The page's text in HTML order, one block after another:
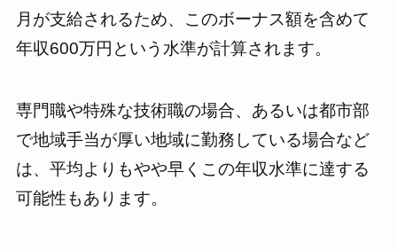
月が支給されるため、このボーナス額を含めて
年収600万円という水準が計算されます。
専門職や特殊な技術職の場合、あるいは都市部
で地域手当が厚い地域に勤務している場合など
は、平均よりもやや早くこの年収水準に達する
可能性もあります。